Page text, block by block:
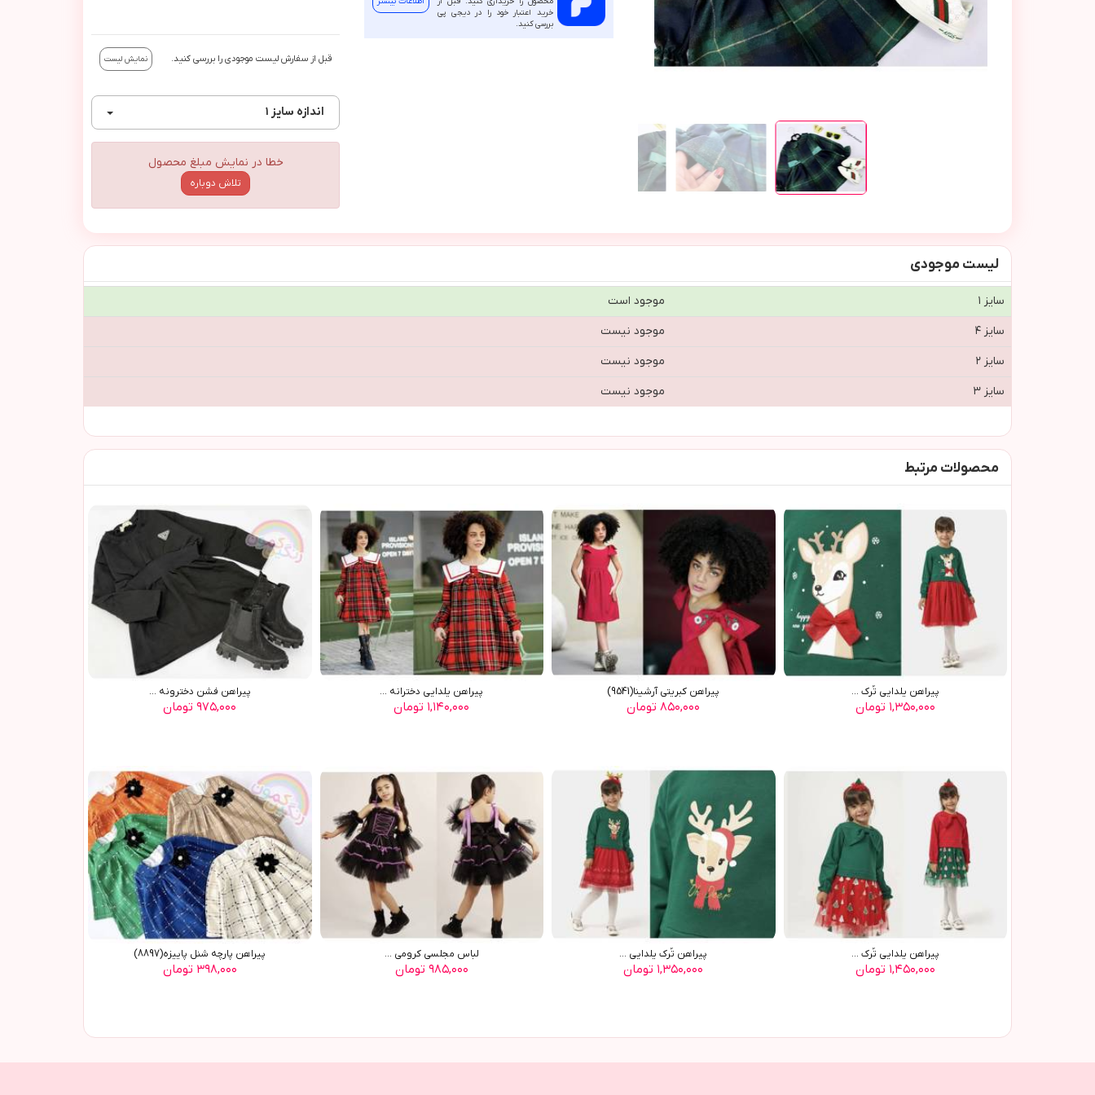
خرید اعتبار خود را در دیجی پی
بررسی کنید.
قبل از سفارش لیست موجودی را بررسی کنید. نمایش لیست
اندازه سایز ۱
خطا در نمایش مبلغ محصول
تلاش دوباره
لیست موجودی
سایز ۱
موجود است
سایز ۴
موجود نیست
سایز ۲
موجود نیست
سایز ۳
موجود نیست
محصولات مرتبط
پيراهن يلدايي تُرک ...
۱,۳۵۰,۰۰۰ تومان
پيراهن کبريتي آرشينا(9541)
۸۵۰,۰۰۰ تومان
پيراهن يلدايي دخترانه ...
۱,۱۴۰,۰۰۰ تومان
پيراهن فشن دخترونه ...
۹۷۵,۰۰۰ تومان
پيراهن يلدايي تُرک ...
۱,۴۵۰,۰۰۰ تومان
پيراهن تُرک يلدايي ...
۱,۳۵۰,۰۰۰ تومان
لباس مجلسی کرومی ...
۹۸۵,۰۰۰ تومان
پیراهن پارچه شنل پاییزه(8897)
۳۹۸,۰۰۰ تومان